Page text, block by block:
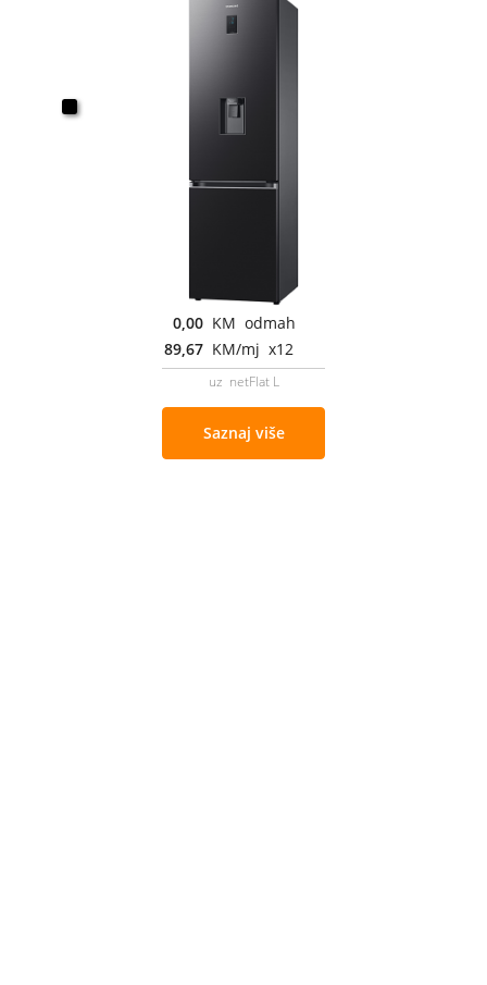
0,00 KM odmah
89,67 KM/mj x12
uz netFlat L
Saznaj više